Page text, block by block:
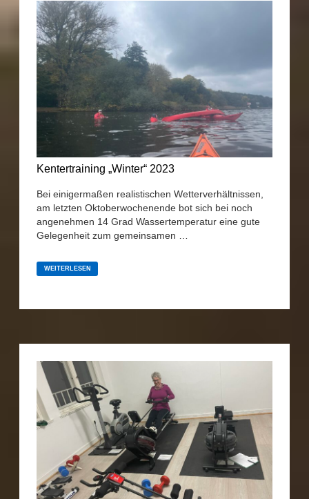
Kentertraining „Winter“ 2023
Bei einigermaßen realistischen Wetterverhältnissen,
am letzten Oktoberwochenende bot sich bei noch
angenehmen 14 Grad Wassertemperatur eine gute
Gelegenheit zum gemeinsamen …
KENTERTRAINING
„WINTER“
WEITERLESEN